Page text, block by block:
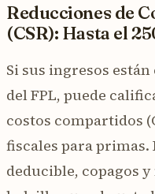
Reducciones de
(CSR): Hasta el
Si sus ingresos
del FPL, puede
costos compartidos
fiscales para primas.
deducible, copagos